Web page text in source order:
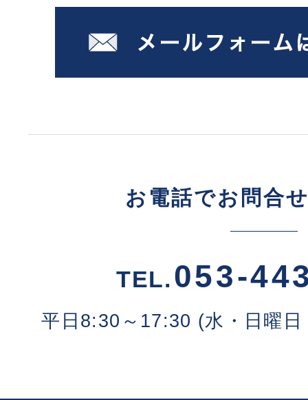
お電話でお問合
TEL.053-
平日8:30～17:30 (水・日曜